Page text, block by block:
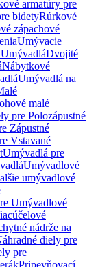
armatúry pre
bidetyRúrkové
zápachové
Umývacie
Dvojité
Nábytkové
Umývadlá na
malé
pre Polozápustné
Zápustné
Vstavané
Umývadlá pre
Umývadlové
umývadlové
Umývadlové
nádrže na
diely pre
pre
Pripevňovací